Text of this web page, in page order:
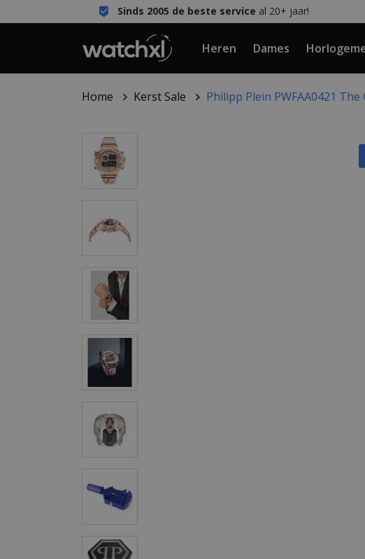
Sinds 2005 de beste service al 20+ jaar!
Heren Dames
Home Kerst Sale Philipp Plein PWFAA0421 The